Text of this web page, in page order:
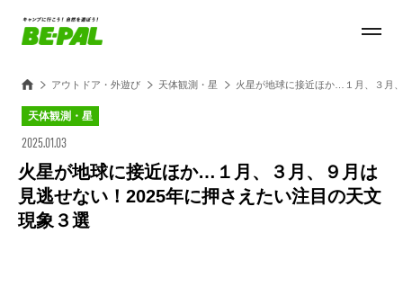
アウトドア・外遊び 天体観測・星 火星が地球に接近ほか…１月、３月
天体観測・星
2025.01.03
火星が地球に接近ほか…１月、３月、９月は
見逃せない！2025年に押さえたい注目の天文
現象３選